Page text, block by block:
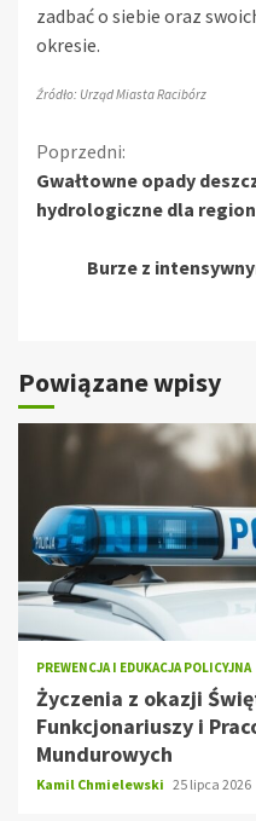
zadbać o siebie oraz
okresie.
Źródło: Urząd Miasta Racibórz
Kontynuuj
czytanie
Poprzedni:
Gwałtowne opady
hydrologiczne dla
Burze z
Powiązane wpisy
PREWENCJA I EDUKACJA POLICYJNA
Życzenia z okazji
Funkcjonariuszy i
Mundurowych
Kamil Chmielewski 25 lipca 2026